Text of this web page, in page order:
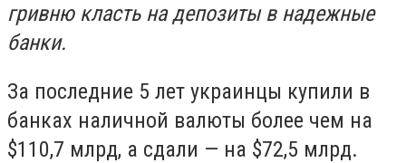
гривню класть на депозиты в надежные
банки.
За последние 5 лет украинцы купили в
банках наличной валюты более чем на
$110,7 млрд, а сдали — на $72,5 млрд.